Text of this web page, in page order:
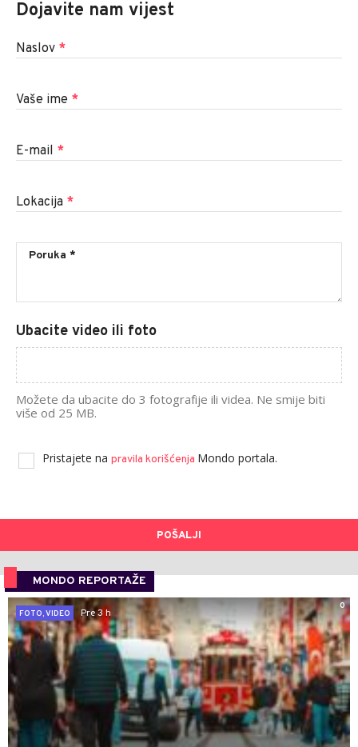
Dojavite nam vijest
Naslov *
Vaše ime *
E-mail *
Lokacija *
Ubacite video ili foto
Možete da ubacite do 3 fotografije ili videa. Ne smije biti
više od 25 MB.
Pristajete na pravila korišćenja Mondo portala.
POŠALJI
MONDO REPORTAŽE
0
FOTO, VIDEO
Pre 3 h